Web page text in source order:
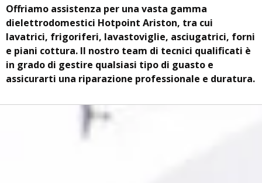
Offriamo assistenza per una vasta gamma
dielettrodomestici Hotpoint Ariston, tra cui
lavatrici, frigoriferi, lavastoviglie, asciugatrici, forni
e piani cottura. Il nostro team di tecnici qualificati è
in grado di gestire qualsiasi tipo di guasto e
assicurarti una riparazione professionale e duratura.